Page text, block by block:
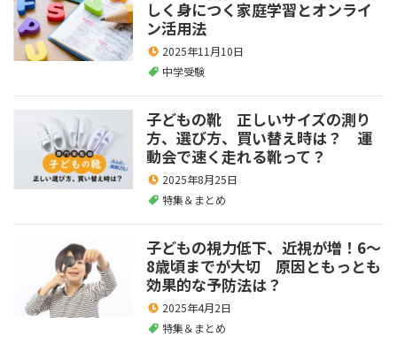
しく身につく家庭学習とオンライ
ン活用法
2025年11月10日
中学受験
子どもの靴 正しいサイズの測り
方、選び方、買い替え時は？ 運
動会で速く走れる靴って？
2025年8月25日
特集＆まとめ
子どもの視力低下、近視が増！6～
8歳頃までが大切 原因ともっとも
効果的な予防法は？
2025年4月2日
特集＆まとめ